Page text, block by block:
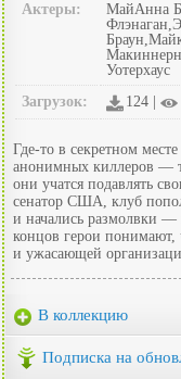
Актеры:
МайАнна
Уотерхаус
Загрузок:
124 |
Где-то в секретном
анонимных киллеров —
они учатся подавлять
сенатор США, клуб
и начались размолвки —
концов герои понимают,
и ужасающей
В коллекцию
Подписка на